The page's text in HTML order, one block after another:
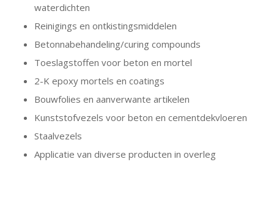
waterdichten
Reinigings en ontkistingsmiddelen
Betonnabehandeling/curing compounds
Toeslagstoffen voor beton en mortel
2-K epoxy mortels en coatings
Bouwfolies en aanverwante artikelen
Kunststofvezels voor beton en cementdekvloeren
Staalvezels
Applicatie van diverse producten in overleg